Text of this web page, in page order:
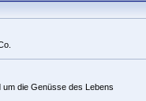
die Genüsse des Lebens